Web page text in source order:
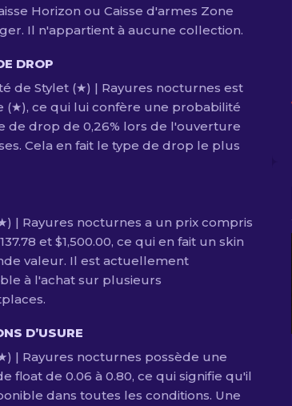
Horizon ou Caisse d'armes Zone
Il n'appartient à aucune collection.
DROP
de Stylet (★) | Rayures nocturnes est
(★), ce qui lui confère une probabilité
de drop de 0,26% lors de l'ouverture
Cela en fait le type de drop le plus
| Rayures nocturnes a un prix compris
et $1,500.00, ce qui en fait un skin
valeur. Il est actuellement
à l'achat sur plusieurs
D’USURE
| Rayures nocturnes possède une
float de 0.06 à 0.80, ce qui signifie qu'il
dans toutes les conditions. Une